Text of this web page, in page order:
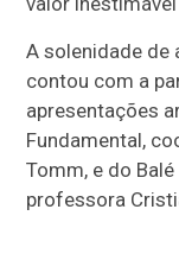
A solenidade de
contou com a
apresentações
Fundamental,
Tomm, e do
professora